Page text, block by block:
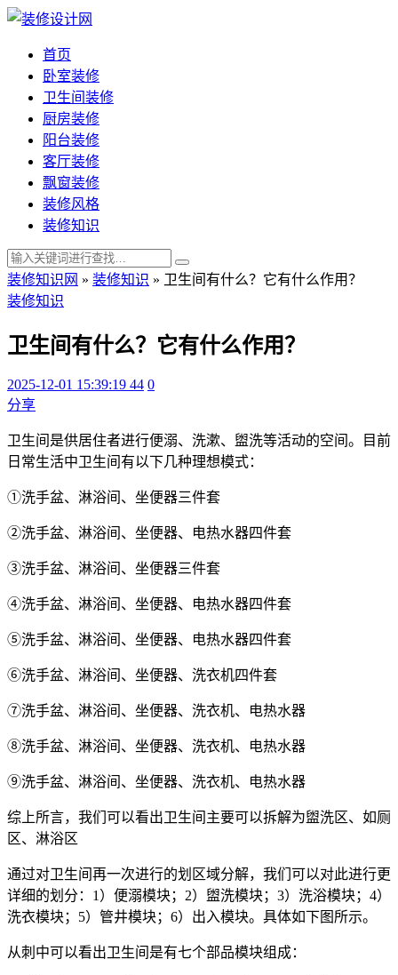
首页
卧室装修
卫生间装修
厨房装修
阳台装修
客厅装修
飘窗装修
装修风格
装修知识
装修知识网 » 装修知识 » 卫生间有什么？它有什么作用？
装修知识
卫生间有什么？它有什么作用？
2025-12-01 15:39:19 44 0
分享
卫生间是供居住者进行便溺、洗漱、盥洗等活动的空间。目前
日常生活中卫生间有以下几种理想模式：
①洗手盆、淋浴间、坐便器三件套
②洗手盆、淋浴间、坐便器、电热水器四件套
③洗手盆、淋浴间、坐便器三件套
④洗手盆、淋浴间、坐便器、电热水器四件套
⑤洗手盆、淋浴间、坐便器、电热水器四件套
⑥洗手盆、淋浴间、坐便器、洗衣机四件套
⑦洗手盆、淋浴间、坐便器、洗衣机、电热水器
⑧洗手盆、淋浴间、坐便器、洗衣机、电热水器
⑨洗手盆、淋浴间、坐便器、洗衣机、电热水器
综上所言，我们可以看出卫生间主要可以拆解为盥洗区、如厕
区、淋浴区
通过对卫生间再一次进行的划区域分解，我们可以对此进行更
详细的划分：1）便溺模块；2）盥洗模块；3）洗浴模块；4）
洗衣模块；5）管井模块；6）出入模块。具体如下图所示。
从刺中可以看出卫生间是有七个部品模块组成：